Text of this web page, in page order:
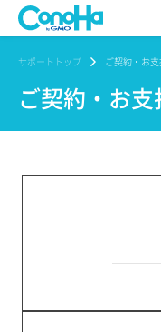
サポートトップ ご契約・お
ご契約・お